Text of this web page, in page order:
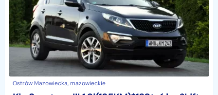
Ostrów Mazowiecka, mazowieckie